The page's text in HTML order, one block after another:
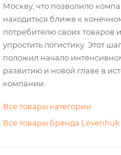
Москву, что позволило
находиться ближе к
потребителю своих товаров и
упростить логистику. Этот шаг
положил начало
развитию и новой главе в
компании.
Все товары категории
Все товары бренда Levenhuk